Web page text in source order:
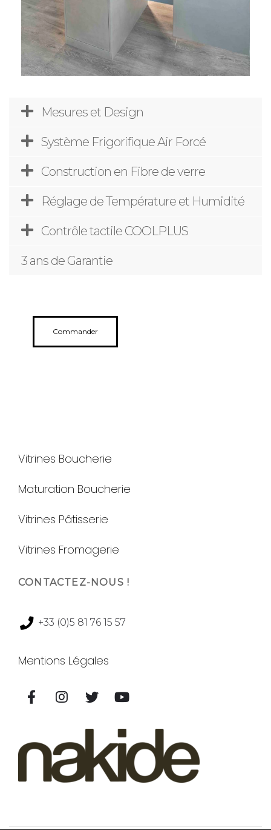
Mesures et Design
Système Frigorifique Air Forcé
Construction en Fibre de verre
Réglage de Température et Humidité
Contrôle tactile COOLPLUS
3 ans de Garantie
Commander
Vitrines Boucherie
Maturation Boucherie
Vitrines Pâtisserie
Vitrines Fromagerie
CONTACTEZ-NOUS !
+33 (0)5 81 76 15 57
Mentions Légales